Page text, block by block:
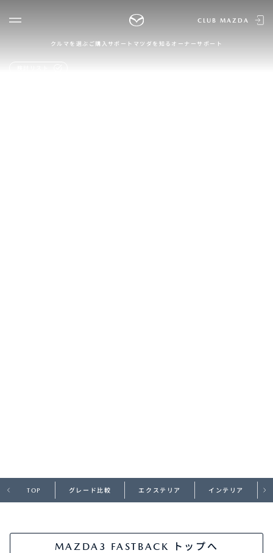
CLUB MAZDA
クルマを選ぶ ご購入サポート マツダを知る オーナーサポート
企業・IR・採用
TOP グレード比較 エクステリア インテリア
MAZDA3 FASTBACK トップへ